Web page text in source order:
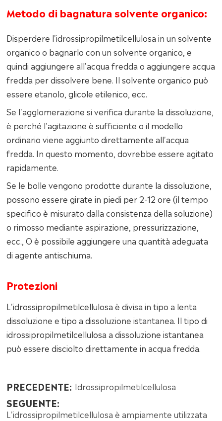
Metodo di bagnatura solvente organico:
Disperdere l'idrossipropilmetilcellulosa in un solvente
organico o bagnarlo con un solvente organico, e
quindi aggiungere all'acqua fredda o aggiungere acqua
fredda per dissolvere bene. Il solvente organico può
essere etanolo, glicole etilenico, ecc.
Se l'agglomerazione si verifica durante la dissoluzione,
è perché l'agitazione è sufficiente o il modello
ordinario viene aggiunto direttamente all'acqua
fredda. In questo momento, dovrebbe essere agitato
rapidamente.
Se le bolle vengono prodotte durante la dissoluzione,
possono essere girate in piedi per 2-12 ore (il tempo
specifico è misurato dalla consistenza della soluzione)
o rimosso mediante aspirazione, pressurizzazione,
ecc., O è possibile aggiungere una quantità adeguata
di agente antischiuma.
Protezioni
L'idrossipropilmetilcellulosa è divisa in tipo a lenta
dissoluzione e tipo a dissoluzione istantanea. Il tipo di
idrossipropilmetilcellulosa a dissoluzione istantanea
può essere disciolto direttamente in acqua fredda.
PRECEDENTE: Idrossipropilmetilcellulosa
SEGUENTE:
L'idrossipropilmetilcellulosa è ampiamente utilizzata